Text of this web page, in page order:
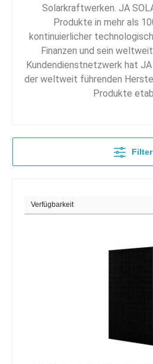
Solarkraftwerken. JA
Produkte in mehr als
kontinuierlicher
Finanzen und sein
Kundendienstnetzwerk hat
der weltweit führenden
Produkte
Filter